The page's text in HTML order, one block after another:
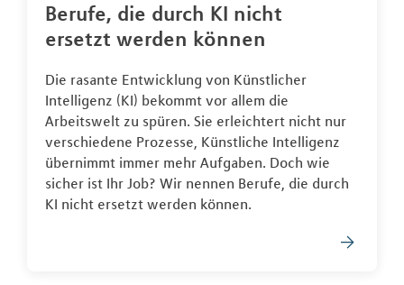
Berufe, die durch KI nicht
ersetzt werden können
Die rasante Entwicklung von Künstlicher
Intelligenz (KI) bekommt vor allem die
Arbeitswelt zu spüren. Sie erleichtert nicht nur
verschiedene Prozesse, Künstliche Intelligenz
übernimmt immer mehr Aufgaben. Doch wie
sicher ist Ihr Job? Wir nennen Berufe, die durch
KI nicht ersetzt werden können.